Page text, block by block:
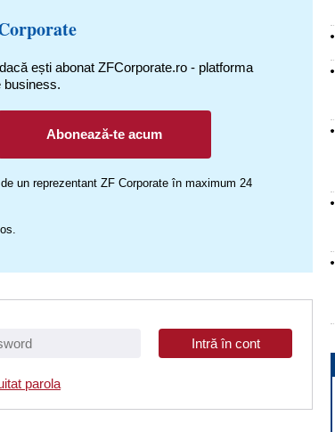
ești abonat ZFCorporate.ro - platforma
business.
Abonează-te acum
un reprezentant ZF Corporate în maximum 24
parola